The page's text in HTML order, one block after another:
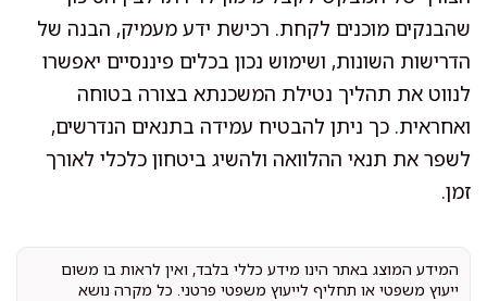
שהבנקים מוכנים לקחת. רכישת ידע מעמיק, הבנה של
הדרישות השונות, ושימוש נכון בכלים פיננסיים יאפשרו
לנווט את תהליך נטילת המשכנתא בצורה בטוחה
ואחראית. כך ניתן להבטיח עמידה בתנאים הנדרשים,
לשפר את תנאי ההלוואה ולהשיג ביטחון כלכלי לאורך
זמן.
המידע המוצג באתר הינו מידע כללי בלבד, ואין לראות בו משום
ייעוץ משפטי או תחליף לייעוץ משפטי פרטני. כל מקרה נושא